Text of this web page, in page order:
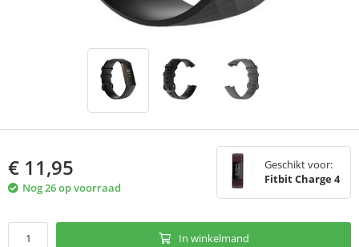
€ 11,95
Nog 26 op voorraad
Geschikt voor:
Fitbit Charge 4
In winkelmand